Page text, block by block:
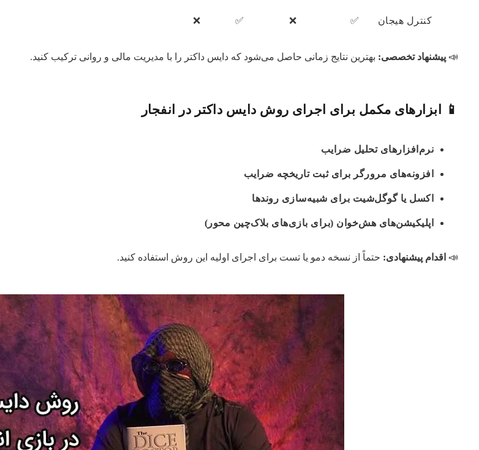
کنترل هیجان ✅
❌
✅
❌
📣 پیشنهاد تخصصی: بهترین نتایج زمانی حاصل می‌شود که دایس داکتر را با مدیریت مالی و روانی ترکیب کنید.
📱 ابزارهای مکمل برای اجرای روش دایس داکتر در انفجار
نرم‌افزارهای تحلیل ضرایب
افزونه‌های مرورگر برای ثبت تاریخچه ضرایب
اکسل یا گوگل‌شیت برای شبیه‌سازی روندها
اپلیکیشن‌های هش‌خوان (برای بازی‌های بلاک‌چین محور)
📣 اقدام پیشنهادی: حتماً از نسخه دمو یا تست برای اجرای اولیه این روش استفاده کنید.